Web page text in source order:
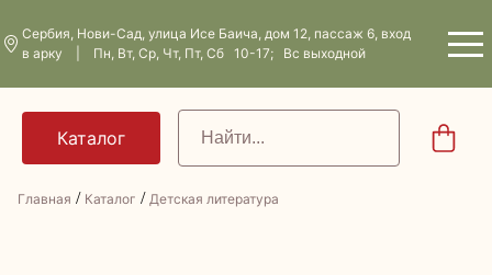
Сербия, Нови-Сад, улица Исе Баича, дом 12, пассаж 6, вход
в арку | Пн, Вт, Ср, Чт, Пт, Сб 10-17; Вс выходной
Главная / Каталог / Детская литература